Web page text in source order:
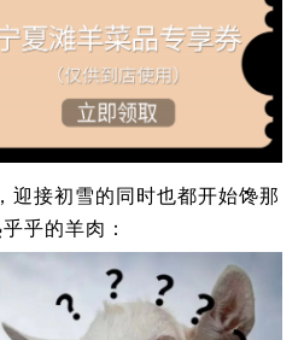
迎接初雪的同时也都开始馋那
乎的羊肉：